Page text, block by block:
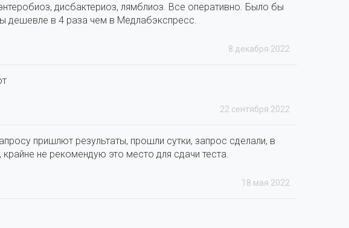
дисбактериоз, лямблиоз. Все оперативно. Было бы
дешевле в 4 раза чем в Медлабэкспресс.
8 декабря 2022
22 сентября 2022
пришлют результаты, прошли сутки, запрос сделали, в
не рекомендую это место для сдачи теста.
18 мая 2022